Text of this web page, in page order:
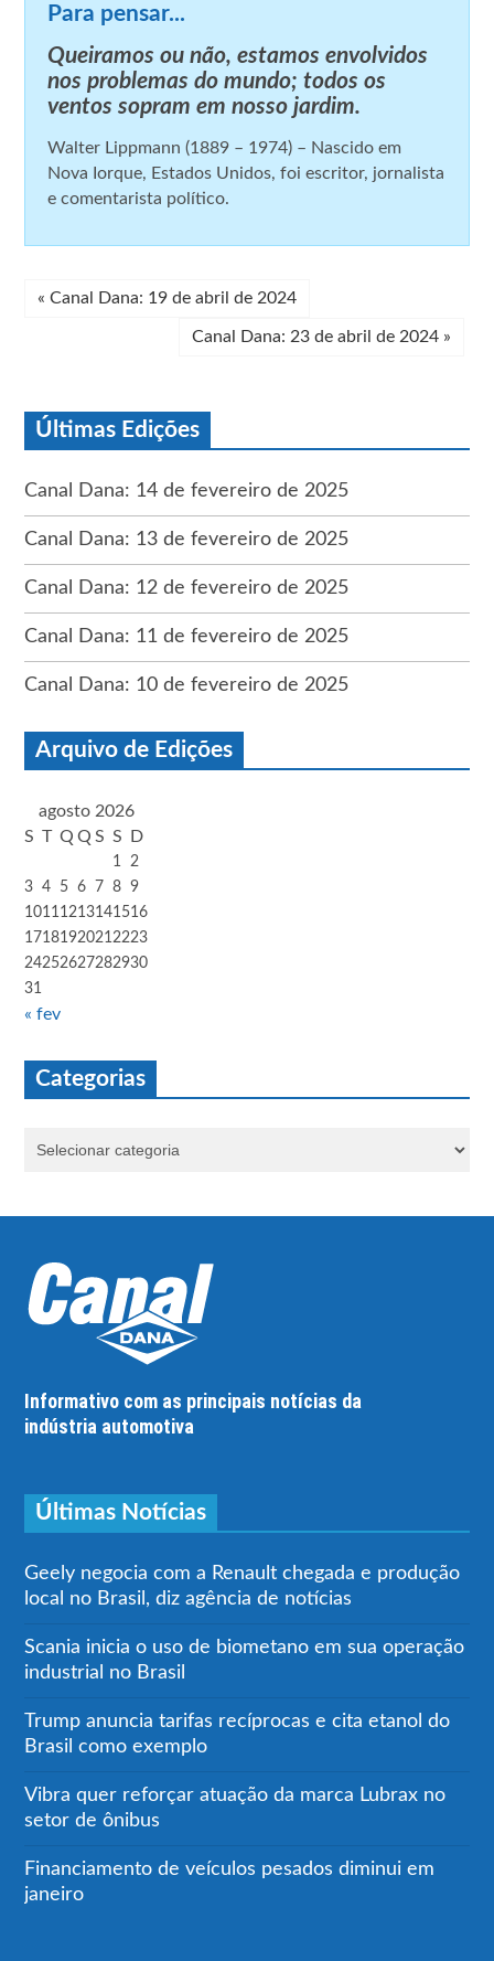
Para pensar...
Queiramos ou não, estamos envolvidos
nos problemas do mundo; todos os
ventos sopram em nosso jardim.
Walter Lippmann (1889 – 1974) – Nascido em
Nova Iorque, Estados Unidos, foi escritor, jornalista
e comentarista político.
« Canal Dana: 19 de abril de 2024
Canal Dana: 23 de abril de 2024 »
Últimas Edições
Canal Dana: 14 de fevereiro de 2025
Canal Dana: 13 de fevereiro de 2025
Canal Dana: 12 de fevereiro de 2025
Canal Dana: 11 de fevereiro de 2025
Canal Dana: 10 de fevereiro de 2025
Arquivo de Edições
agosto 2026
S T Q Q S S D
1
2
3 4 5 6 7 8 9
1011 1213141516
1718192021 2223
24252627282930
31
« fev
Categorias
Informativo com as principais notícias da
indústria automotiva
Últimas Notícias
Geely negocia com a Renault chegada e produção
local no Brasil, diz agência de notícias
Scania inicia o uso de biometano em sua operação
industrial no Brasil
Trump anuncia tarifas recíprocas e cita etanol do
Brasil como exemplo
Vibra quer reforçar atuação da marca Lubrax no
setor de ônibus
Financiamento de veículos pesados diminui em
janeiro